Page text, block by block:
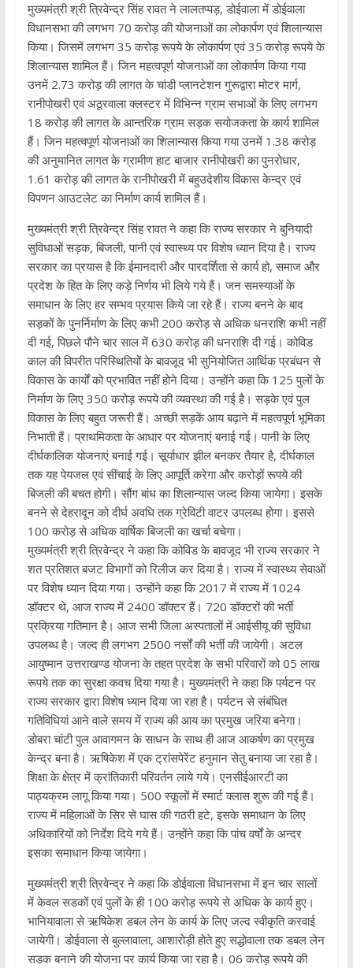
मुख्यमंत्री श्री त्रिवेन्द्र सिंह रावत ने लालतप्पड़, डोईवाला में डोईवाला
विधानसभा की लगभग 70 करोड़ की योजनाओं का लोकार्पण एवं शिलान्यास
किया। जिसमें लगभग 35 करोड़ रूपये के लोकार्पण एवं 35 करोड़ रूपये के
शिलान्यास शामिल हैं। जिन महत्वपूर्ण योजनाओं का लोकार्पण किया गया
उनमें 2.73 करोड़ की लागत के चांडी प्लानटेशन गुरूद्वारा मोटर मार्ग,
रानीपोखरी एवं अठूरवाला क्लस्टर में विभिन्न ग्राम सभाओं के लिए लगभग
18 करोड़ की लागत के आन्तरिक ग्राम सड़क सयोजकता के कार्य शामिल
हैं। जिन महत्वपूर्ण योजनाओं का शिलान्यास किया गया उनमें 1.38 करोड़
की अनुमानित लागत के ग्रामीण हाट बाजार रानीपोखरी का पुनरोधार,
1.61 करोड़ की लागत के रानीपोखरी में बहुउदेशीय विकास केन्द्र एवं
विपणन आउटलेट का निर्माण कार्य शामिल हैं।
मुख्यमंत्री श्री त्रिवेन्द्र सिंह रावत ने कहा कि राज्य सरकार ने बुनियादी
सुविधाओं सड़क, बिजली, पानी एवं स्वास्थ्य पर विशेष ध्यान दिया है। राज्य
सरकार का प्रयास है कि ईमानदारी और पारदर्शिता से कार्य हो, समाज और
प्रदेश के हित के लिए कड़े निर्णय भी लिये गये हैं। जन समस्याओं के
समाधान के लिए हर सम्भव प्रयास किये जा रहे हैं। राज्य बनने के बाद
सड़कों के पुनर्निर्माण के लिए कभी 200 करोड़ से अधिक धनराशि कभी नहीं
दी गई, पिछले पौने चार साल में 630 करोड़ की धनराशि दी गई। कोविड
काल की विपरीत परिस्थितियों के बावजूद भी सुनियोजित आर्थिक प्रबंधन से
विकास के कार्यों को प्रभावित नहीं होने दिया। उन्होंने कहा कि 125 पुलों के
निर्माण के लिए 350 करोड़ रूपये की व्यवस्था की गई है। सड़के एवं पुल
विकास के लिए बहुत जरूरी हैं। अच्छी सड़कें आय बढ़ाने में महत्वपूर्ण भूमिका
निभाती हैं। प्राथमिकता के आधार पर योजनाएं बनाई गई। पानी के लिए
दीर्घकालिक योजनाएं बनाई गई। सूर्याधार झील बनकर तैयार है, दीर्घकाल
तक यह पेयजल एवं सींचाई के लिए आपूर्ति करेगा और करोड़ों रूपये की
बिजली की बचत होगी। सौंग बांध का शिलान्यास जल्द किया जायेगा। इसके
बनने से देहरादून को दीर्घ अवधि तक ग्रेविटी वाटर उपलब्ध होगा। इससे
100 करोड़ से अधिक वार्षिक बिजली का खर्चा बचेगा।
मुख्यमंत्री श्री त्रिवेन्द्र ने कहा कि कोविड के बावजूद भी राज्य सरकार ने
शत प्रतिशत बजट विभागों को रिलीज कर दिया है। राज्य में स्वास्थ्य सेवाओं
पर विशेष ध्यान दिया गया। उन्होंने कहा कि 2017 में राज्य में 1024
डॉक्टर थे, आज राज्य में 2400 डॉक्टर हैं। 720 डॉक्टरों की भर्ती
प्रक्रिया गतिमान है। आज सभी जिला अस्पतालों में आईसीयू की सुविधा
उपलब्ध है। जल्द ही लगभग 2500 नर्सों की भर्ती की जायेगी। अटल
आयुष्मान उत्तराखण्ड योजना के तहत प्रदेश के सभी परिवारों को 05 लाख
रूपये तक का सुरक्षा कवच दिया गया है। मुख्यमंत्री ने कहा कि पर्यटन पर
राज्य सरकार द्वारा विशेष ध्यान दिया जा रहा है। पर्यटन से संबंधित
गतिविधियां आने वाले समय में राज्य की आय का प्रमुख जरिया बनेगा।
डोबरा चांटी पुल आवागमन के साधन के साथ ही आज आकर्षण का प्रमुख
केन्द्र बना है। ऋषिकेश में एक ट्रांसपेरेंट हनुमान सेतु बनाया जा रहा है।
शिक्षा के क्षेत्र में क्रांतिकारी परिवर्तन लाये गये। एनसीईआरटी का
पाठ्यक्रम लागू किया गया। 500 स्कूलों में स्मार्ट क्लास शुरू की गई हैं।
राज्य में महिलाओं के सिर से घास की गठरी हटे, इसके समाधान के लिए
अधिकारियों को निर्देश दिये गये हैं। उन्होंने कहा कि पांच वर्षों के अन्दर
इसका समाधान किया जायेगा।
मुख्यमंत्री श्री त्रिवेन्द्र ने कहा कि डोईवाला विधानसभा में इन चार सालों
में केवल सडकों एवं पुलों के ही 100 करोड़ रूपये से अधिक के कार्य हुए।
भानियावाला से ऋषिकेश डबल लेन के कार्य के लिए जल्द स्वीकृति करवाई
जायेगी। डोईवाला से बुल्लावाला, आशारोड़ी होते हुए सद्धोवाला तक डबल लेन
सडक बनाने की योजना पर कार्य किया जा रहा है। 06 करोड़ रूपये की